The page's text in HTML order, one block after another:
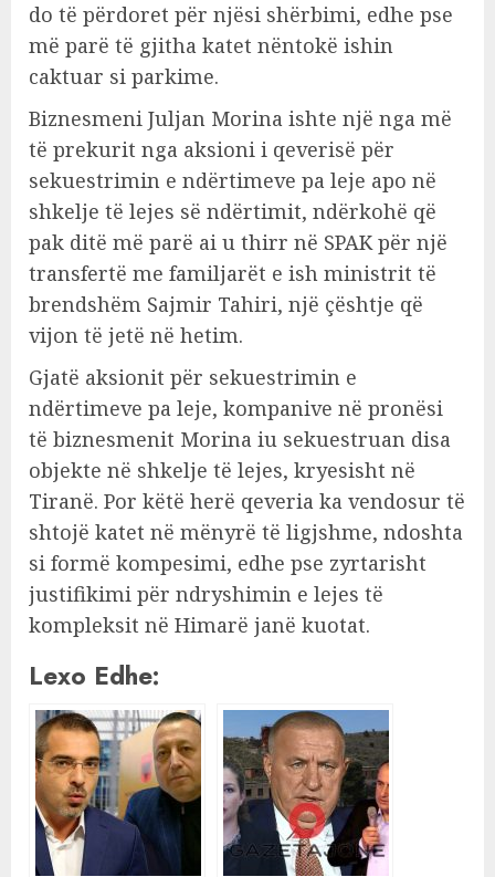
do të përdoret për njësi shërbimi, edhe pse
më parë të gjitha katet nëntokë ishin
caktuar si parkime.
Biznesmeni Juljan Morina ishte një nga më
të prekurit nga aksioni i qeverisë për
sekuestrimin e ndërtimeve pa leje apo në
shkelje të lejes së ndërtimit, ndërkohë që
pak ditë më parë ai u thirr në SPAK për një
transfertë me familjarët e ish ministrit të
brendshëm Sajmir Tahiri, një çështje që
vijon të jetë në hetim.
Gjatë aksionit për sekuestrimin e
ndërtimeve pa leje, kompanive në pronësi
të biznesmenit Morina iu sekuestruan disa
objekte në shkelje të lejes, kryesisht në
Tiranë. Por këtë herë qeveria ka vendosur të
shtojë katet në mënyrë të ligjshme, ndoshta
si formë kompesimi, edhe pse zyrtarisht
justifikimi për ndryshimin e lejes të
kompleksit në Himarë janë kuotat.
Lexo Edhe: